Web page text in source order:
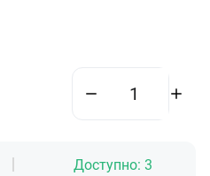
Доступно: 3